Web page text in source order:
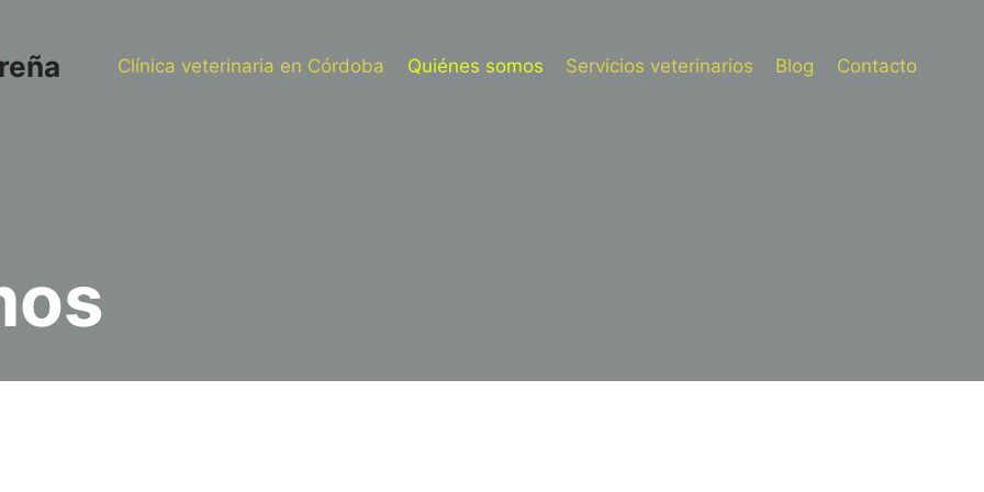
Clínica veterinaria en Córdoba Quiénes somos Servicios veterinarios Blog Contacto